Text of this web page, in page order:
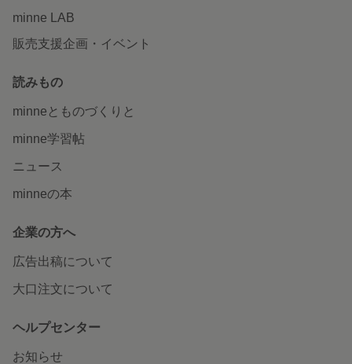
minne LAB
販売支援企画・イベント
読みもの
minneとものづくりと
minne学習帖
ニュース
minneの本
企業の方へ
広告出稿について
大口注文について
ヘルプセンター
お知らせ